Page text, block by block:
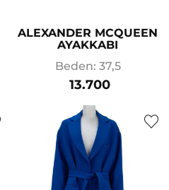
ALEXANDER MCQUEEN
AYAKKABI
Beden: 37,5
13.700